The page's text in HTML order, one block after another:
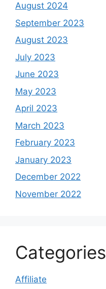
August 2024
September 2023
August 2023
July 2023
June 2023
May 2023
April 2023
March 2023
February 2023
January 2023
December 2022
November 2022
Categories
Affiliate